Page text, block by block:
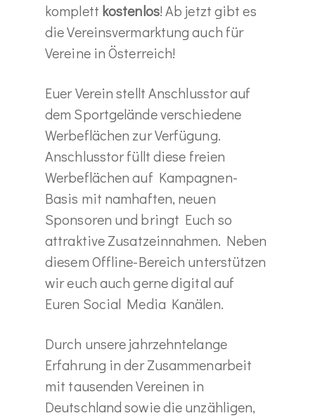
komplett kostenlos! Ab jetzt gibt es
die Vereinsvermarktung auch für
Vereine in Österreich!
Euer Verein stellt Anschlusstor auf
dem Sportgelände verschiedene
Werbeflächen zur Verfügung.
Anschlusstor füllt diese freien
Werbeflächen auf Kampagnen-
Basis mit namhaften, neuen
Sponsoren und bringt Euch so
attraktive Zusatzeinnahmen. Neben
diesem Offline-Bereich unterstützen
wir euch auch gerne digital auf
Euren Social Media Kanälen.
Durch unsere jahrzehntelange
Erfahrung in der Zusammenarbeit
mit tausenden Vereinen in
Deutschland sowie die unzähligen,